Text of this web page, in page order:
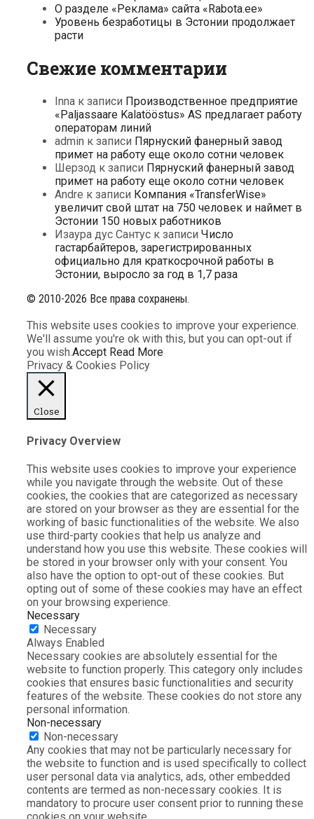
О разделе «Реклама» сайта «Rabota.ee»
Уровень безработицы в Эстонии продолжает
расти
Свежие комментарии
Inna к записи Производственное предприятие
«Paljassaare Kalatööstus» AS предлагает работу
операторам линий
admin к записи Пярнуский фанерный завод
примет на работу еще около сотни человек
Шерзод к записи Пярнуский фанерный завод
примет на работу еще около сотни человек
Andre к записи Компания «TransferWise»
увеличит свой штат на 750 человек и наймет в
Эстонии 150 новых работников
Изаура дус Сантус к записи Число
гастарбайтеров, зарегистрированных
официально для краткосрочной работы в
Эстонии, выросло за год в 1,7 раза
© 2010-2026 Все права сохранены.
This website uses cookies to improve your experience.
We'll assume you're ok with this, but you can opt-out if
you wish.Accept Read More
Privacy & Cookies Policy
Close
Privacy Overview
This website uses cookies to improve your experience
while you navigate through the website. Out of these
cookies, the cookies that are categorized as necessary
are stored on your browser as they are essential for the
working of basic functionalities of the website. We also
use third-party cookies that help us analyze and
understand how you use this website. These cookies will
be stored in your browser only with your consent. You
also have the option to opt-out of these cookies. But
opting out of some of these cookies may have an effect
on your browsing experience.
Necessary
Necessary
Always Enabled
Necessary cookies are absolutely essential for the
website to function properly. This category only includes
cookies that ensures basic functionalities and security
features of the website. These cookies do not store any
personal information.
Non-necessary
Non-necessary
Any cookies that may not be particularly necessary for
the website to function and is used specifically to collect
user personal data via analytics, ads, other embedded
contents are termed as non-necessary cookies. It is
mandatory to procure user consent prior to running these